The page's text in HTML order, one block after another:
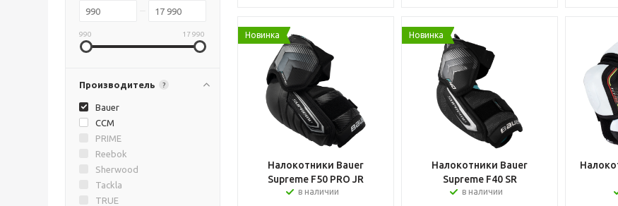
990 17 990
Производитель ?
Bauer
CCM
PRIME
Reebok
Sherwood
Tackla
TRUE
Новинка
Налокотники Bauer
Supreme F50 PRO JR
в наличии
Новинка
Налокотники Bauer
Supreme F40 SR
в наличии